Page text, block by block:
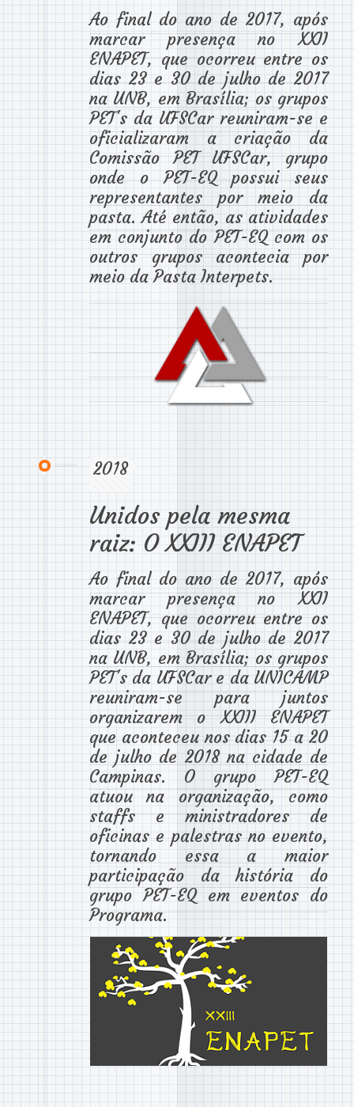
Ao final do ano de 2017, após
marcar presença no XXII
ENAPET, que ocorreu entre os
dias 23 e 30 de julho de 2017
na UNB, em Brasília; os grupos
PET's da UFSCar reuniram-se e
oficializaram a criação da
Comissão PET UFSCar, grupo
onde o PET-EQ possui seus
representantes por meio da
pasta. Até então, as atividades
em conjunto do PET-EQ com os
outros grupos acontecia por
meio da Pasta Interpets.
2018
Unidos pela mesma
raiz: O XXIII ENAPET
Ao final do ano de 2017, após
marcar presença no XXII
ENAPET, que ocorreu entre os
dias 23 e 30 de julho de 2017
na UNB, em Brasília; os grupos
PET's da UFSCar e da UNICAMP
reuniram-se para juntos
organizarem o XXIII ENAPET
que aconteceu nos dias 15 a 20
de julho de 2018 na cidade de
Campinas. O grupo PET-EQ
atuou na organização, como
staffs e ministradores de
oficinas e palestras no evento,
tornando essa a maior
participação da história do
grupo PET-EQ em eventos do
Programa.